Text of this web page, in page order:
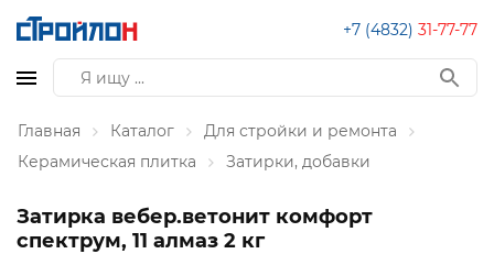
+7 (4832) 31-77-77
Главная Каталог
Для стройки и ремонта
Керамическая плитка
Затирки, добавки
Затирка вебер.ветонит комфорт
спектрум, 11 алмаз 2 кг